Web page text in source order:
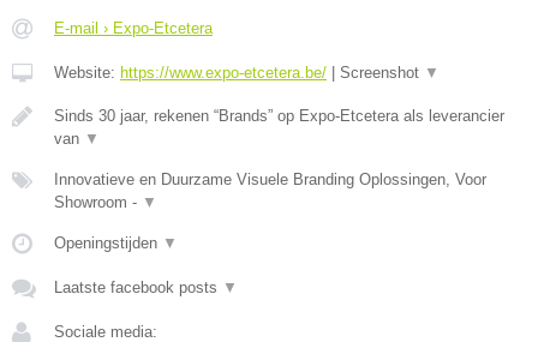
E-mail › Expo-Etcetera
Website: https://www.expo-etcetera.be/ | Screenshot ▼
Sinds 30 jaar, rekenen “Brands” op Expo-Etcetera als leverancier
van ▼
Innovatieve en Duurzame Visuele Branding Oplossingen, Voor
Showroom - ▼
Openingstijden ▼
Laatste facebook posts ▼
Sociale media: